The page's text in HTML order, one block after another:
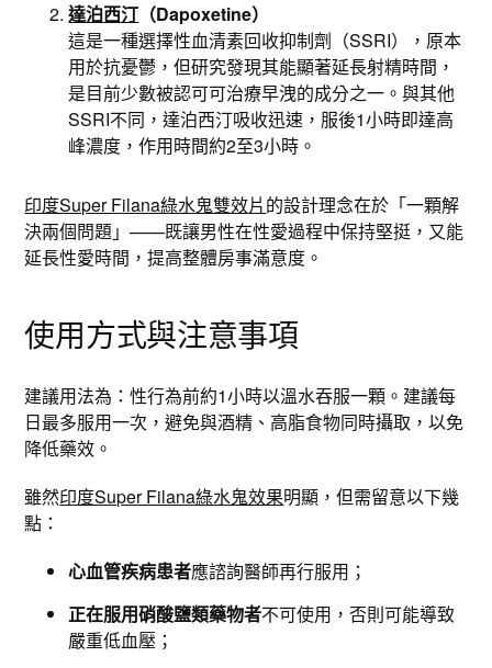
達泊西汀 （Dapoxetine）
這是一種選擇性血清素回收抑制劑（SSRI），原本
用於抗憂鬱，但研究發現其能顯著延長射精時間，
是目前少數被認可可治療早洩的成分之一。與其他
SSRI不同，達泊西汀吸收迅速，服後1小時即達高
峰濃度，作用時間約2至3小時。
印度Super Filana綠水鬼雙效片的設計理念在於「一顆解
決兩個問題」——既讓男性在性愛過程中保持堅挺，又能
延長性愛時間，提高整體房事滿意度。
使用方式與注意事項
建議用法為：性行為前約1小時以溫水吞服一顆。建議每
日最多服用一次，避免與酒精、高脂食物同時攝取，以免
降低藥效。
雖然印度Super Filana綠水鬼效果明顯，但需留意以下幾
點：
心血管疾病患者應諮詢醫師再行服用；
正在服用硝酸鹽類藥物者不可使用，否則可能導致
嚴重低血壓；